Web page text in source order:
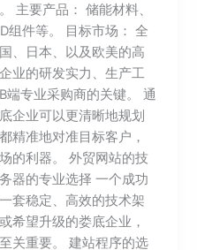
主要产品： 储能材料、
组件等。 目标市场： 全
、日本、以及欧美的高
业的研发实力、生产工
端专业采购商的关键。 通
企业可以更清晰地规划
精准地对准目标客户，
的利器。 外贸网站的技
器的专业选择 一个成功
套稳定、高效的技术架
希望升级的娄底企业，
关重要。 建站程序的选